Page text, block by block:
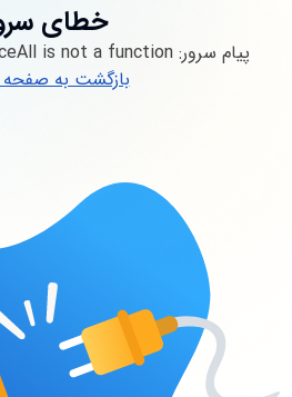
خطای
پیام سرور: is not a function
بازگشت به